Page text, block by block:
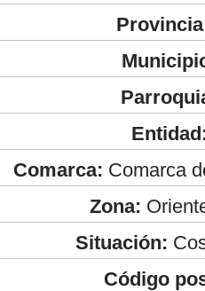
Comarca: Comarca
Zona:
Situación:
Código